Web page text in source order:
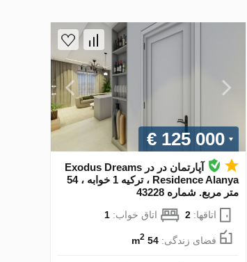
€ 125 000
آپارتمان در در Exodus Dreams
Residence Alanya ، ترکیه 1 خوابه ، 54
متر مربع. شماره 43228
اتاقها: 2 اتاق خواب: 1
فضای زندگی: 54 m
2